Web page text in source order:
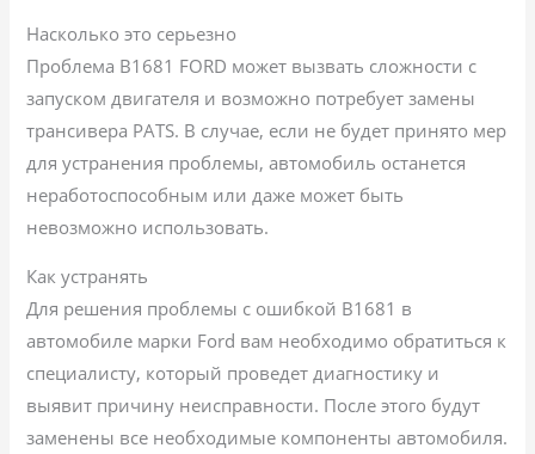
Насколько это серьезно
Проблема B1681 FORD может вызвать сложности с
запуском двигателя и возможно потребует замены
трансивера PATS. В случае, если не будет принято мер
для устранения проблемы, автомобиль останется
неработоспособным или даже может быть
невозможно использовать.
Как устранять
Для решения проблемы с ошибкой B1681 в
автомобиле марки Ford вам необходимо обратиться к
специалисту, который проведет диагностику и
выявит причину неисправности. После этого будут
заменены все необходимые компоненты автомобиля.